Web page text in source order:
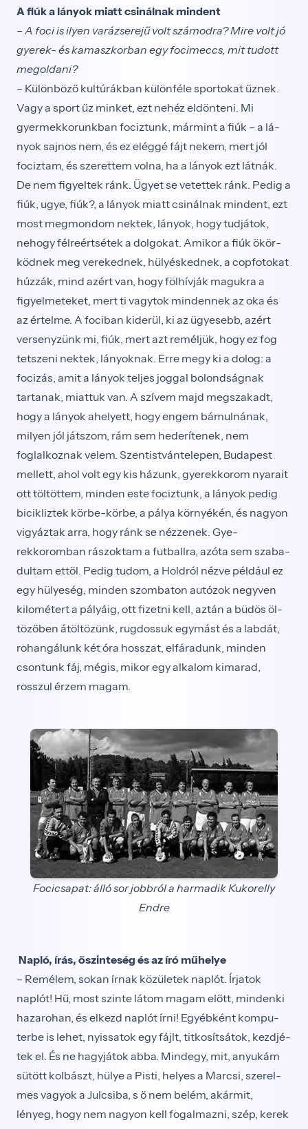
A fiúk a lányok miatt csinálnak mindent
– A foci is ilyen varázserejű volt számodra? Mire volt jó
gyerek- és kamaszkorban egy focimeccs, mit tudott
megoldani?
– Különböző kultúrákban különféle sportokat űz­nek.
Vagy a sport űz minket, ezt nehéz eldönteni. Mi
gyermekkorunkban fociztunk, mármint a fiúk – a lá­
nyok sajnos nem, és ez eléggé fájt nekem, mert jól
fociztam, és szerettem volna, ha a lányok ezt látnák.
De nem figyeltek ránk. Ügyet se vetettek ránk. Pedig a
fiúk, ugye, fiúk?, a lányok miatt csinálnak mindent, ezt
most megmondom nektek, lányok, hogy tudjátok,
nehogy félreértsétek a dolgokat. Amikor a fiúk ökör­
ködnek meg verekednek, hülyéskednek, a copfotokat
húzzák, mind azért van, hogy fölhívják magukra a
figyelmeteket, mert ti vagytok mindennek az oka és
az értelme. A fociban kiderül, ki az ügyesebb, azért
versenyzünk mi, fiúk, mert azt reméljük, hogy ez fog
tetszeni nektek, lányoknak. Erre megy ki a dolog: a
focizás, amit a lányok teljes joggal bolondságnak
tartanak, miattuk van. A szívem majd megszakadt,
hogy a lányok ahelyett, hogy engem bá­mulnának,
milyen jól játszom, rám sem hederítenek, nem
foglalkoznak velem. Szentistvántelepen, Buda­pest
mellett, ahol volt egy kis házunk, gyerekkorom nyarait
ott töltöttem, minden este fociztunk, a lányok pedig
bicikliztek körbe-körbe, a pálya környékén, és nagyon
vigyáztak arra, hogy ránk se nézzenek. Gye­
rekkoromban rászoktam a futballra, azóta sem szaba­
dultam ettől. Pedig tudom, a Holdról nézve például ez
egy hülyeség, minden szombaton autózok negyven
kilométert a pályáig, ott fizetni kell, aztán a büdös öl­
tözőben átöltözünk, rugdossuk egymást és a labdát,
rohangálunk két óra hosszat, elfáradunk, minden
csontunk fáj, mégis, mikor egy alkalom kimarad,
rosszul érzem magam.
Focicsapat: álló sor jobbról a harmadik Kukorelly
Endre
Napló, írás, őszinteség és az író műhelye
– Remélem, sokan írnak közületek naplót. Írjatok
naplót! Hű, most szinte látom magam előtt, mindenki
hazarohan, és elkezd naplót írni! Egyébként kompu­
terbe is lehet, nyissatok egy fájlt, titkosítsátok, kezdjé­
tek el. És ne hagyjátok abba. Mindegy, mit, anyukám
sütött kolbászt, hülye a Pisti, helyes a Marcsi, szerel­
mes vagyok a Julcsiba, s ő nem belém, akármit,
lényeg, hogy nem nagyon kell fogalmazni, szép, kerek